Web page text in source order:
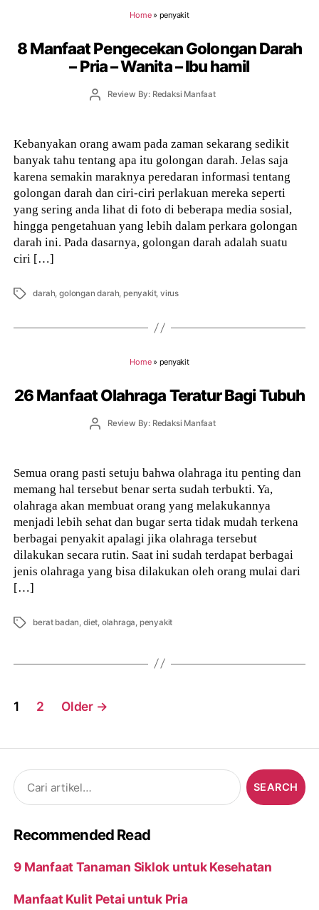
Home» penyakit
8 Manfaat Pengecekan Golongan Darah
– Pria – Wanita – Ibu hamil
PostReview By: Redaksi Manfaat
Kebanyakan orang awam pada zaman sekarang sedikit
banyak tahu tentang apa itu golongan darah. Jelas saja
karena semakin maraknya peredaran informasi tentang
golongan darah dan ciri-ciri perlakuan mereka seperti
yang sering anda lihat di foto di beberapa media sosial,
hingga pengetahuan yang lebih dalam perkara golongan
darah ini. Pada dasarnya, golongan darah adalah suatu
ciri […]
Tags darah,golongan darah, penyakit,virus
Home» penyakit
26 Manfaat Olahraga Teratur Bagi Tubuh
PostReview By: Redaksi Manfaat
Semua orang pasti setuju bahwa olahraga itu penting dan
memang hal tersebut benar serta sudah terbukti. Ya,
olahraga akan membuat orang yang melakukannya
menjadi lebih sehat dan bugar serta tidak mudah terkena
berbagai penyakit apalagi jika olahraga tersebut
dilakukan secara rutin. Saat ini sudah terdapat berbagai
jenis olahraga yang bisa dilakukan oleh orang mulai dari
[…]
Tags berat badan, diet, olahraga, penyakit
Posts
navigation
1 2 Older →
Search
for:
Recommended Read
9 Manfaat Tanaman Siklok untuk Kesehatan
Manfaat Kulit Petai untuk Pria